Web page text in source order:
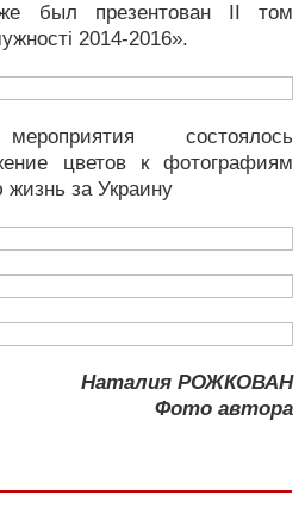
был презентован II тoм
2014-2016».
состоялось
цветов к фотографиям
за Украину
Наталия РОЖКОВАН
Фото автора